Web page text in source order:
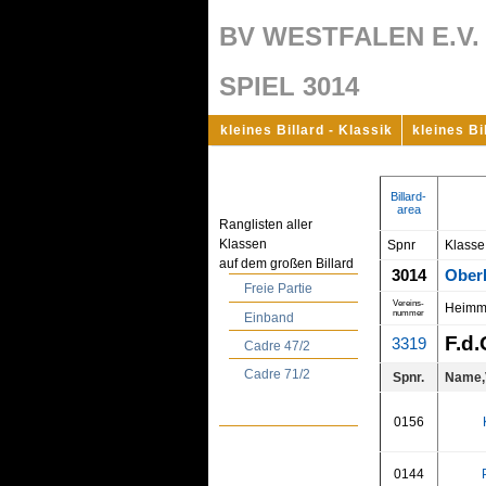
BV WESTFALEN E.V.
SPIEL 3014
kleines Billard - Klassik kleines
Ranglisten aller
Klassen
auf dem großen Billard
Freie Partie
Einband
Cadre 47/2
Cadre 71/2
Billard-
area
Spnr Klasse
3014
Vereins-
nummer
3319
Spnr.
0156
0144